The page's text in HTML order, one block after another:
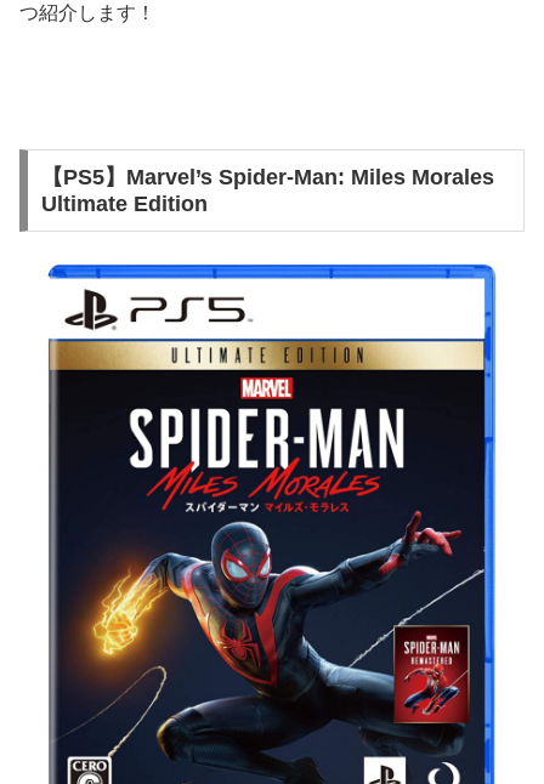
つ紹介します！
【PS5】Marvel’s Spider-Man: Miles Morales
Ultimate Edition